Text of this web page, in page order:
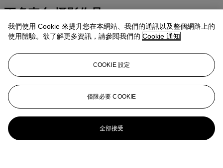
更多來自攝影作品
查看全部
我們使用 Cookie 來提升您在本網站、我們的通訊以及整個網路上的
使用體驗。欲了解更多資訊，請參閱我們的 Cookie 通知
COOKIE 設定
僅限必要 COOKIE
全部接受